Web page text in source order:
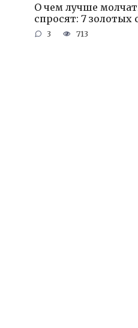
О чем лучше
спросят: 7 золотых
3 713